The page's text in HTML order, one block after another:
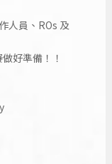
人員、ROs 及
好準備！！